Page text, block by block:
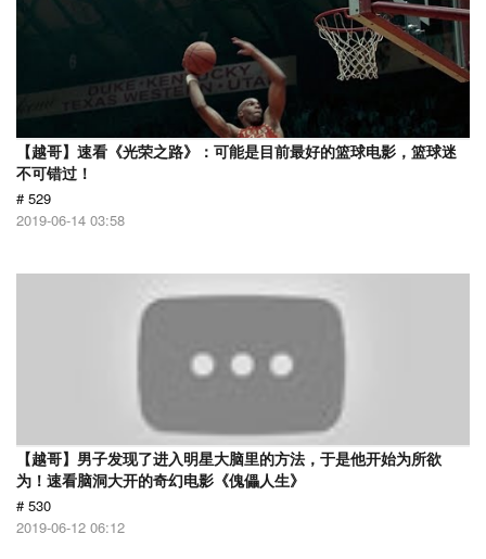
【越哥】速看《光荣之路》：可能是目前最好的篮球电影，篮球迷
不可错过！
# 529
2019-06-14 03:58
【越哥】男子发现了进入明星大脑里的方法，于是他开始为所欲
为！速看脑洞大开的奇幻电影《傀儡人生》
# 530
2019-06-12 06:12